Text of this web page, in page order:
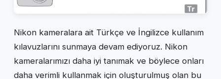
Nikon kameralara ait Türkçe ve İngilizce kullanım
kılavuzlarını sunmaya devam ediyoruz. Nikon
kameralarımızı daha iyi tanımak ve böylece onları
daha verimli kullanmak için oluşturulmuş olan bu